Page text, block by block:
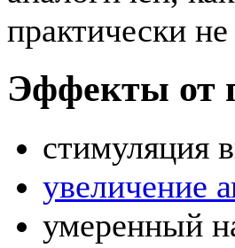
практически
Эффекты от
стимуляция
увеличение
умеренный